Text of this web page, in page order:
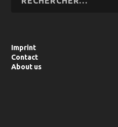
Imprint
Contact
About us